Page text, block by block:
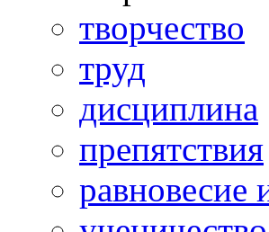
творчество
труд
дисциплина
препятствия
равновесие